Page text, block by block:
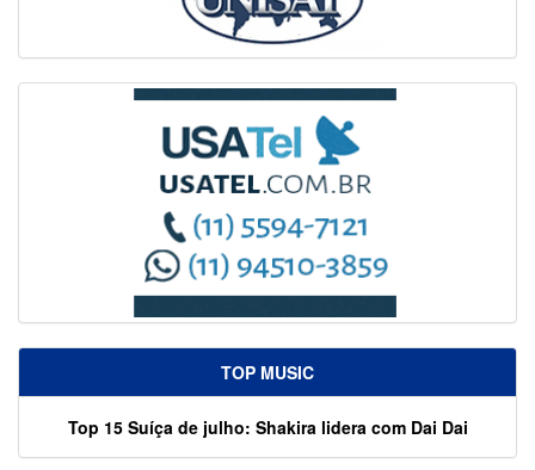
TOP MUSIC
Top 15 Suíça de julho: Shakira lidera com Dai Dai